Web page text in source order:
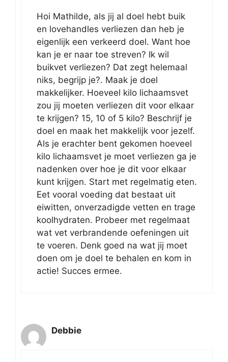
Hoi Mathilde, als jij al doel hebt buik
en lovehandles verliezen dan heb je
eigenlijk een verkeerd doel. Want hoe
kan je er naar toe streven? Ik wil
buikvet verliezen? Dat zegt helemaal
niks, begrijp je?. Maak je doel
makkelijker. Hoeveel kilo lichaamsvet
zou jij moeten verliezen dit voor elkaar
te krijgen? 15, 10 of 5 kilo? Beschrijf je
doel en maak het makkelijk voor jezelf.
Als je erachter bent gekomen hoeveel
kilo lichaamsvet je moet verliezen ga je
nadenken over hoe je dit voor elkaar
kunt krijgen. Start met regelmatig eten.
Eet vooral voeding dat bestaat uit
eiwitten, onverzadigde vetten en trage
koolhydraten. Probeer met regelmaat
wat vet verbrandende oefeningen uit
te voeren. Denk goed na wat jij moet
doen om je doel te behalen en kom in
actie! Succes ermee.
Debbie